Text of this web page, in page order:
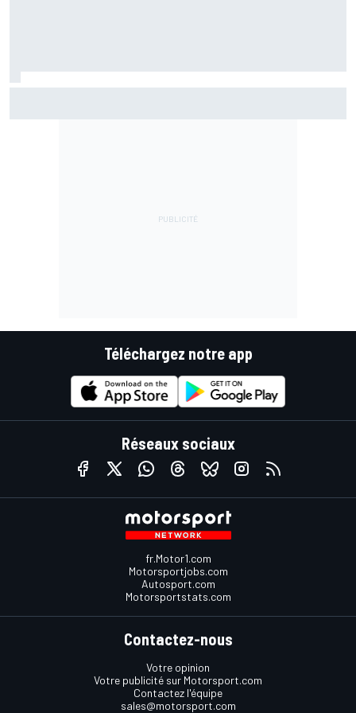
Téléchargez notre app
Réseaux sociaux
fr.Motor1.com
Motorsportjobs.com
Autosport.com
Motorsportstats.com
Contactez-nous
Votre opinion
Votre publicité sur Motorsport.com
Contactez l'équipe
sales@motorsport.com